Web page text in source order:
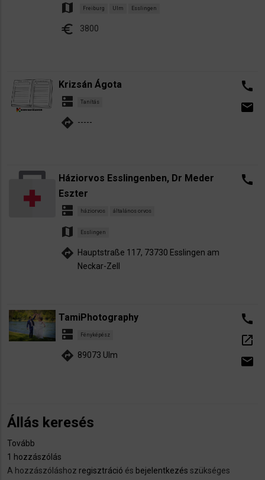
map Freiburg Ulm Esslingen
euro 3800
Krizsán Ágota
dns Tanítás
directions -----
call
email
Háziorvos Esslingenben, Dr Meder
Eszter
dns háziorvos általános orvos
map Esslingen
directions Hauptstraße 117, 73730 Esslingen am
Neckar-Zell
call
TamiPhotography
dns Fényképész
directions 89073 Ulm
call
open_in_new
email
Állás keresés
Tovább
keresés)
1 hozzászólás
A hozzászóláshoz regisztráció és bejelentkezés szükséges